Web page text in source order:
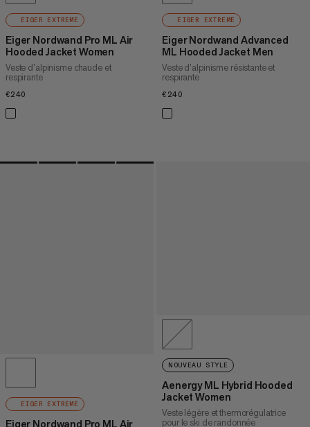
EIGER EXTREME
Eiger Nordwand Pro ML Air
Hooded Jacket Women
Veste d’alpinisme chaude et
respirante
€240
EIGER EXTREME
Eiger Nordwand Advanced
ML Hooded Jacket Men
Veste d’alpinisme résistante et
respirante
€240
EIGER EXTREME
Eiger Nordwand Pro ML Air
NOUVEAU STYLE
Aenergy ML Hybrid Hooded
Jacket Women
Veste légère et thermorégulatrice
pour le ski de randonnée